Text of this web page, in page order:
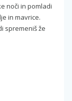
noči in pomladi
in mavrice.
spremeniš že